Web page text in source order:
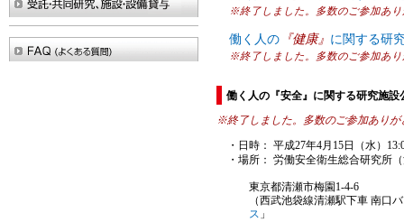
※終了しました。多数のご参加あ
働く人の 『健康』 に関する研
※終了しました。多数のご参加あ
働く人の『安全』に関する研究施設
※終了しました。多数のご参加ありが
・日時： 平成27年4月15日（水）
・場所： 労働安全衛生総合研究所
東京都清瀬市梅園1-4-6
（西武池袋線清瀬駅下車 南口
ス 」